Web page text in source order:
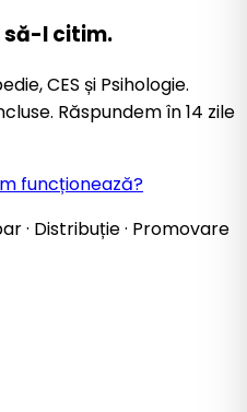
să-l citim.
CES și Psihologie.
Răspundem în 14 zile
funcționează?
· Distribuție · Promovare